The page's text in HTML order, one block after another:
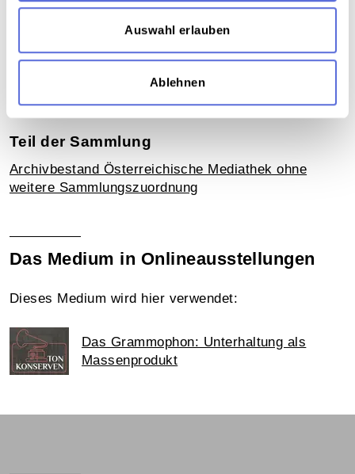
Auswahl erlauben
Ablehnen
Verortung in der digitalen Sammlung
Schlagworte
Politische Musik
publizierten oder veröffentlichten Aufnahmen
Teil der Sammlung
Archivbestand Österreichische Mediathek ohne
weitere Sammlungszuordnung
Das Medium in Onlineausstellungen
Dieses Medium wird hier verwendet:
Das Grammophon: Unterhaltung als
Massenprodukt